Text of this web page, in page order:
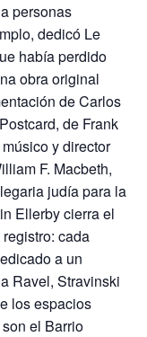
personas
dedicó Le
había perdido
obra original
de Carlos
de Frank
y director
F. Macbeth,
judía para la
Ellerby cierra el
cada
a un
Ravel, Stravinski
los espacios
el Barrio